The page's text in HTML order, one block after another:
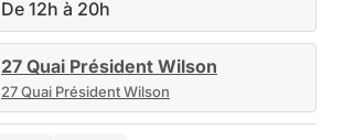
De 12h à 20h
27 Quai Président Wilson
27 Quai Président Wilson